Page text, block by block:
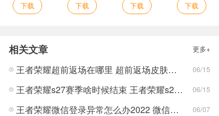
下载 下载 下载
下载
相关文章 更多+
王者荣耀超前返场在哪里 超前返场皮肤介绍与活动一览 06/15
王者荣耀s27赛季啥时候结束 王者荣耀s27结束时间 06/15
王者荣耀微信登录异常怎么办2022 微信登陆失败请稍候再试解决办法 06/07